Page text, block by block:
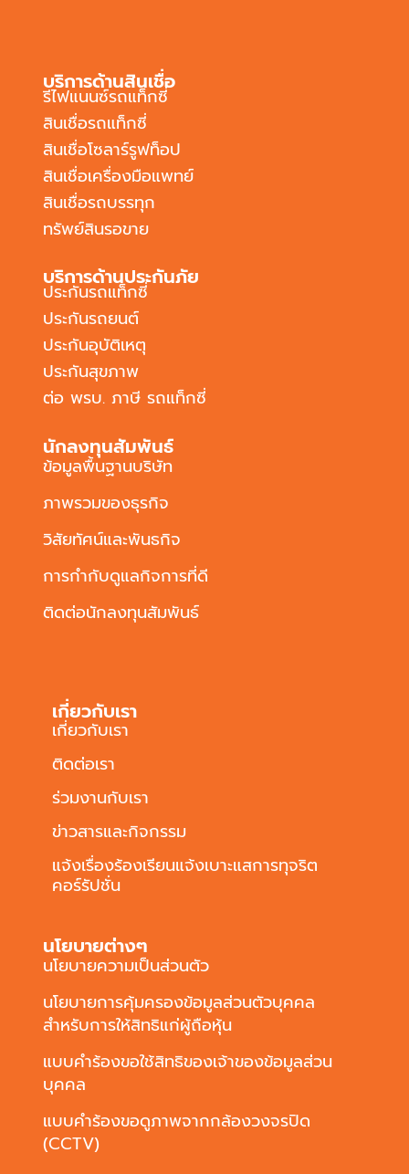
บริการด้านสินเชื่อ
รีไฟแนนซ์รถแท็กซี่
สินเชื่อรถแท็กซี่
สินเชื่อโซลาร์รูฟท็อป
สินเชื่อเครื่องมือแพทย์
สินเชื่อรถบรรทุก
ทรัพย์สินรอขาย
บริการด้านประกันภัย
ประกันรถแท็กซี่
ประกันรถยนต์
ประกันอุบัติเหตุ
ประกันสุขภาพ
ต่อ พรบ. ภาษี รถแท็กซี่
นักลงทุนสัมพันธ์
ข้อมูลพื้นฐานบริษัท
ภาพรวมของธุรกิจ
วิสัยทัศน์และพันธกิจ
การกำกับดูแลกิจการที่ดี
ติดต่อนักลงทุนสัมพันธ์
เกี่ยวกับเรา
เกี่ยวกับเรา
ติดต่อเรา
ร่วมงานกับเรา
ข่าวสารและกิจกรรม
แจ้งเรื่องร้องเรียนแจ้งเบาะแสการทุจริต
คอร์รัปชั่น
นโยบายต่างๆ
นโยบายความเป็นส่วนตัว
นโยบายการคุ้มครองข้อมูลส่วนตัวบุคคล
สำหรับการให้สิทธิแก่ผู้ถือหุ้น
แบบคำร้องขอใช้สิทธิของเจ้าของข้อมูลส่วน
บุคคล
แบบคำร้องขอดูภาพจากกล้องวงจรปิด
(CCTV)